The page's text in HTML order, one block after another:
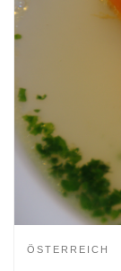
ÖSTERREICH